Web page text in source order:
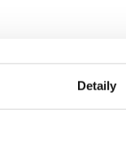
Detaily